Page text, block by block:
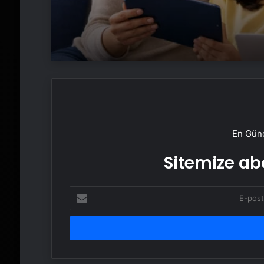
En
Sitemize
posta
adresinizi